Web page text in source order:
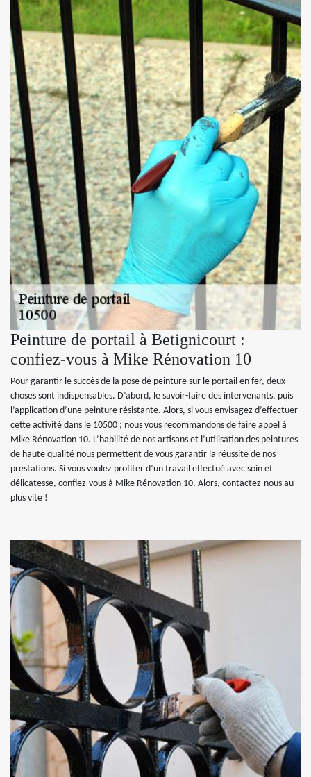
Peinture de portail à Betignicourt :
confiez-vous à Mike Rénovation 10
Pour garantir le succès de la pose de peinture sur le portail en fer, deux
choses sont indispensables. D’abord, le savoir-faire des intervenants, puis
l’application d’une peinture résistante. Alors, si vous envisagez d’effectuer
cette activité dans le 10500 ; nous vous recommandons de faire appel à
Mike Rénovation 10. L’habilité de nos artisans et l’utilisation des peintures
de haute qualité nous permettent de vous garantir la réussite de nos
prestations. Si vous voulez profiter d’un travail effectué avec soin et
délicatesse, confiez-vous à Mike Rénovation 10. Alors, contactez-nous au
plus vite !